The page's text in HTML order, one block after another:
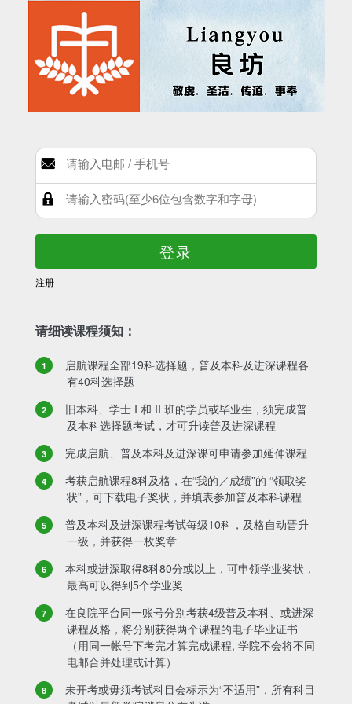
登录
注册
请细读课程须知：
启航课程全部19科选择题，普及本科及进深课程各
有40科选择题
旧本科、学士 I 和 II 班的学员或毕业生，须完成普
及本科选择题考试，才可升读普及进深课程
完成启航、普及本科及进深课可申请参加延伸课程
考获启航课程8科及格，在“我的／成绩”的 “领取奖
状”，可下载电子奖状，并填表参加普及本科课程
普及本科及进深课程考试每级10科，及格自动晋升
一级，并获得一枚奖章
本科或进深取得8科80分或以上，可申领学业奖状，
最高可以得到5个学业奖
在良院平台同一账号分别考获4级普及本科、或进深
课程及格，将分别获得两个课程的电子毕业证书
（用同一帐号下考完才算完成课程, 学院不会将不同
电邮合并处理或计算）
未开考或毋须考试科目会标示为“不适用”，所有科目